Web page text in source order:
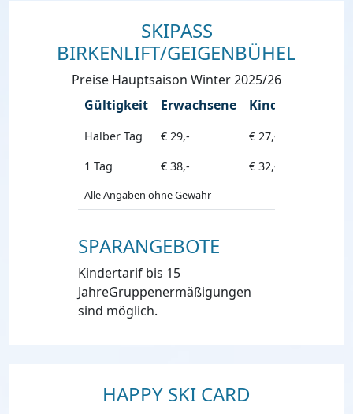
SKIPASS
BIRKENLIFT/GEIGENBÜHEL
Preise Hauptsaison Winter 2025/26
Gültigkeit
Erwachsene Kinder
Halber Tag € 29,-
€ 27,-
1 Tag
€ 38,- € 32,-
Alle Angaben ohne Gewähr
SPARANGEBOTE
Kindertarif bis 15
JahreGruppenermäßigungen
sind möglich.
HAPPY SKI CARD